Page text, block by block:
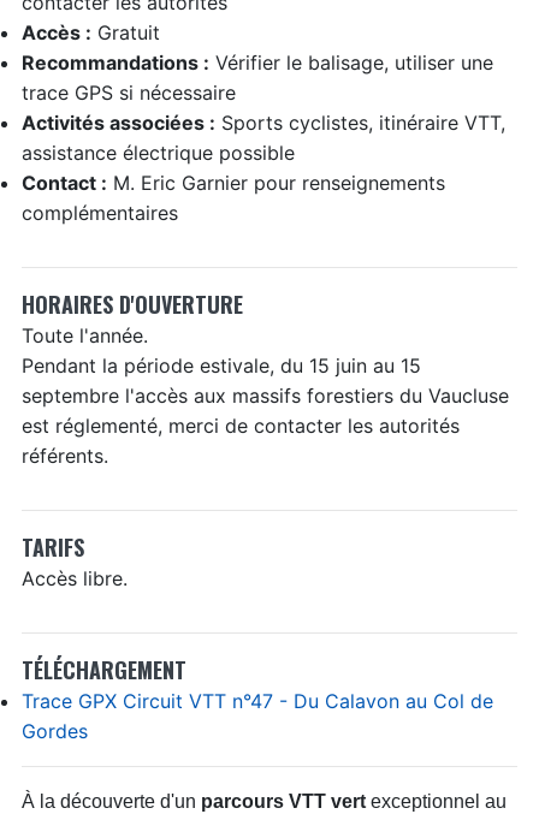
Accès : Gratuit
Recommandations : Vérifier le balisage, utiliser une
trace GPS si nécessaire
Activités associées : Sports cyclistes, itinéraire VTT,
assistance électrique possible
Contact : M. Eric Garnier pour renseignements
complémentaires
HORAIRES D'OUVERTURE
Toute l'année.
Pendant la période estivale, du 15 juin au 15
septembre l'accès aux massifs forestiers du Vaucluse
est réglementé, merci de contacter les autorités
référents.
TARIFS
Accès libre.
TÉLÉCHARGEMENT
Trace GPX Circuit VTT n°47 - Du Calavon au Col de
Gordes
À la découverte d'un parcours VTT vertexceptionnel au